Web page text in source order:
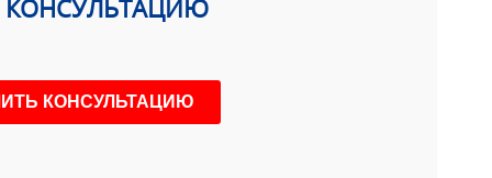
КОНСУЛЬТАЦИЮ